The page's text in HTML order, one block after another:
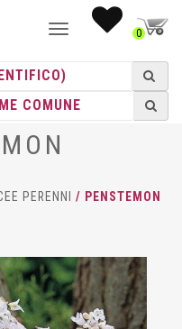
NAVIGAZIONE0
PERENNI / PENSTEMON